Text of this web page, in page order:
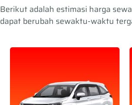
Berikut adalah estimasi harga
dapat berubah sewaktu-waktu